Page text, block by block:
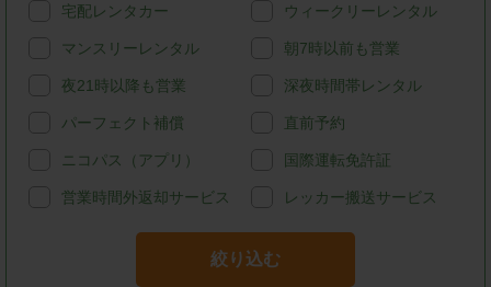
宅配レンタカー ウィークリーレンタル
マンスリーレンタル 朝7時以前も営業
夜21時以降も営業 深夜時間帯レンタル
パーフェクト補償 直前予約
ニコパス（アプリ） 国際運転免許証
営業時間外返却サービス レッカー搬送サービス
絞り込む